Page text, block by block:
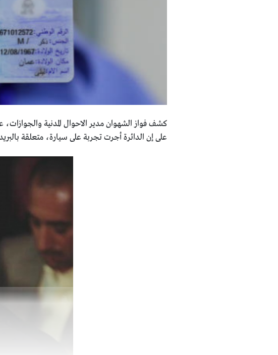
كشف فواز الشهوان مدير الاحوال المدنية
على إن الدائرة أجرت تجربة على سيارة، متعلقة